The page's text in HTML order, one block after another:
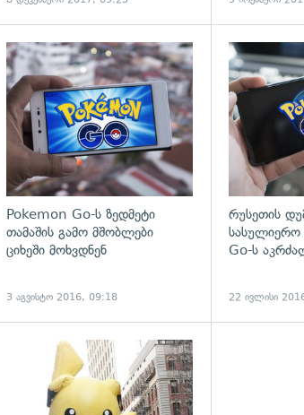
გადახედვა
Pokemon Go-ს ზედმეტი
თამაშის გამო მშობლები
ციხეში მოხვდნენ
3 აგვისტო 2016, 09:18
რუსეთის
სასულიერო
Go-ს
22 ივლისი
გადახედვა